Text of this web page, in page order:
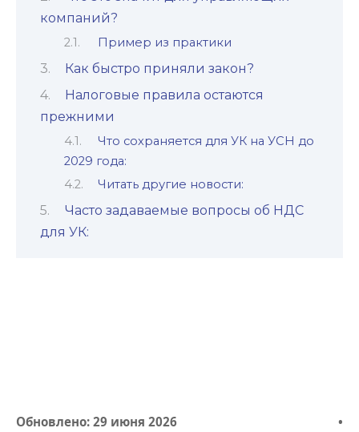
компаний?
Пример из практики
Как быстро приняли закон?
Налоговые правила остаются
прежними
Что сохраняется для УК на УСН до
2029 года:
Читать другие новости:
Часто задаваемые вопросы об НДС
для УК:
Обновлено: 29 июня 2026
•